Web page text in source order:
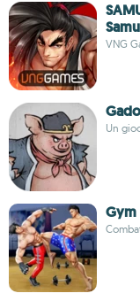
VNG
Un
Gym